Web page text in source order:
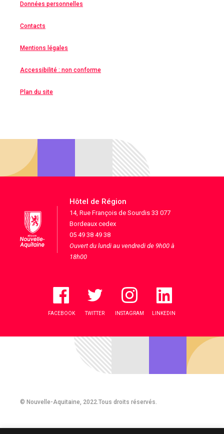
Données personnelles
Contacts
Mentions légales
Accessibilité : non conforme
Plan du site
Hôtel de Région
14, Rue François de Sourdis 33 077
Bordeaux cedex
05 49 38 49 38
Ouvert du lundi au vendredi de 9h00 à
18h00
FACEBOOK TWITTER INSTAGRAM LINKEDIN
© Nouvelle-Aquitaine, 2022.Tous droits réservés.